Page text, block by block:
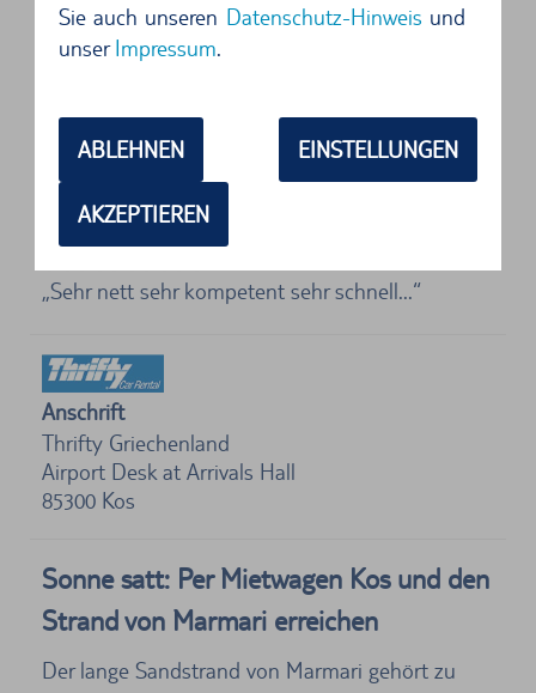
Sie auch unseren Datenschutz-Hinweis und
unserImpressum.
ABLEHNEN EINSTELLUNGEN
AKZEPTIEREN
4 von 5 Sternen
War alles prima...
5 von 5 Sternen
Freundliches Personal. Schnell und
unkompliziert....
5 von 5 Sternen
Sehr nett sehr kompetent sehr schnell...
Anschrift
Thrifty Griechenland
Airport Desk at Arrivals Hall
85300 Kos
Sonne satt: Per Mietwagen Kos und den
Strand von Marmari erreichen
Der lange Sandstrand von Marmari gehört zu